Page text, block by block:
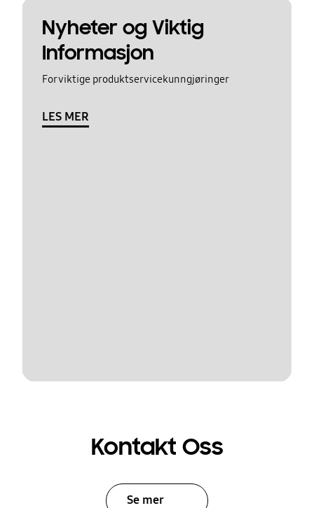
Nyheter og Viktig
Informasjon
For viktige produktservicekunngjøringer
LES MER
Kontakt Oss
Se mer